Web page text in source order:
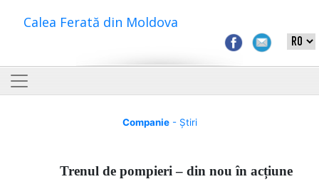
Calea Ferată din Moldova
Companie- Știri
Trenul de pompieri – din nou în acțiune